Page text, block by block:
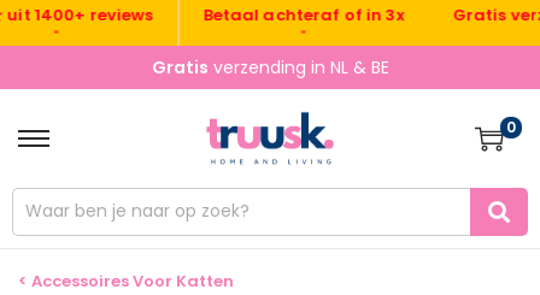
reviews Betaal achteraf of in 3x Gratis
Gratis verzending in NL & BE
0
< Accessoires Voor Katten